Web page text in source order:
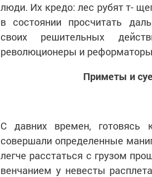
люди. Их кредо: лес рубят т-
в состоянии просчитать
своих решительных
революционеры и
Приметы и
С давних времен,
совершали определенные
легче расстаться с грузом
венчанием у невесты